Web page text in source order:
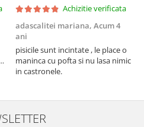
Achizitie verificata
adascalitei mariana, Acum 4
ani
pisicile sunt incintate , le place o
maninca cu pofta si nu lasa nimic
in castronele.